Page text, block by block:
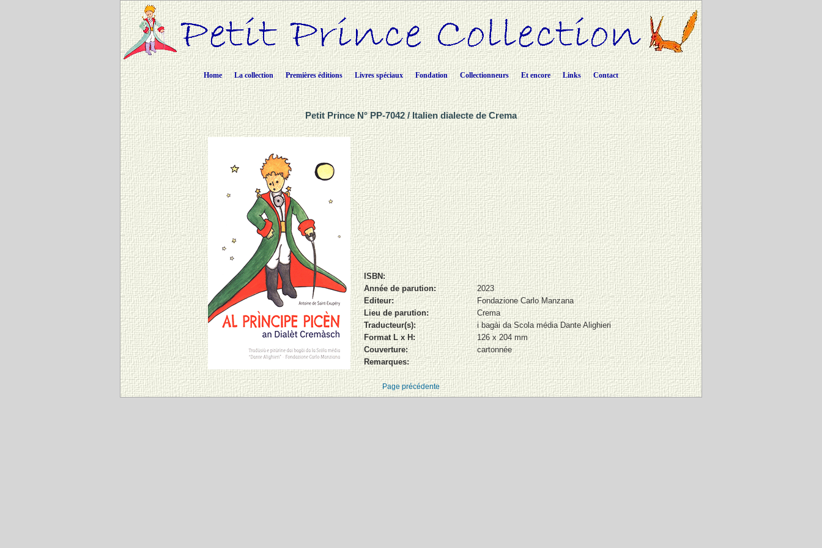
Home La collection Premières éditions Livres spéciaux Fondation Collectionneurs Et encore Links Contact
Petit Prince N° PP-7042 / Italien dialecte de Crema
ISBN:
Année de parution:
2023
Editeur:
Fondazione Carlo Manzana
Lieu de parution:
Crema
Traducteur(s):
i bagài da Scola média Dante Alighieri
Format L x H:
126 x 204 mm
Couverture:
cartonnée
Remarques:
Page précédente